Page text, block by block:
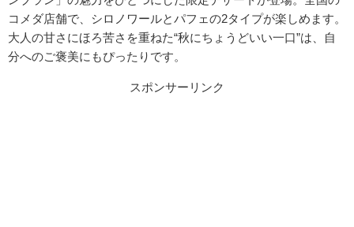
コメダ店舗で、シロノワールとパフェの2タイプが楽しめます。
大人の甘さにほろ苦さを重ねた“秋にちょうどいい一口”は、自
分へのご褒美にもぴったりです。
スポンサーリンク